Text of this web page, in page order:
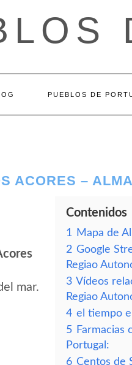
PUEBLOS DE
ACORES –
mar.
Contenidos
1
Mapa de
2 Google
Regiao
3 Vídeos
Regiao
4 el tiempo
5 Farmacias
Portugal:
6 Centos de